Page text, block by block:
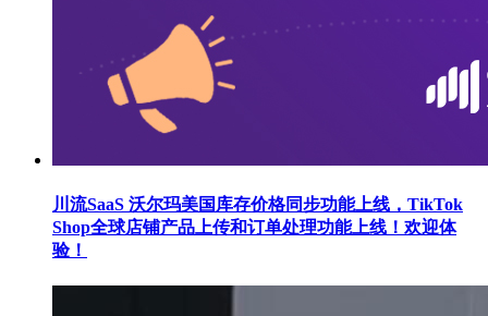
川流SaaS 沃尔玛美国库存价格同步功能上线，TikTok
Shop全球店铺产品上传和订单处理功能上线！欢迎体
验！